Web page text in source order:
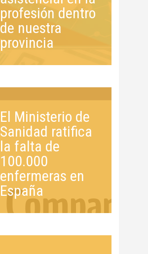
profesión dentro
de nuestra
provincia
El Ministerio de
Sanidad ratifica
la falta de
100.000
enfermeras en
España